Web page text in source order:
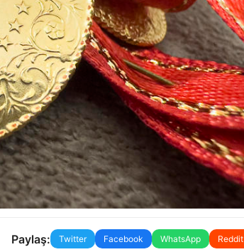
Paylaş: Twitter Facebook WhatsApp Reddit